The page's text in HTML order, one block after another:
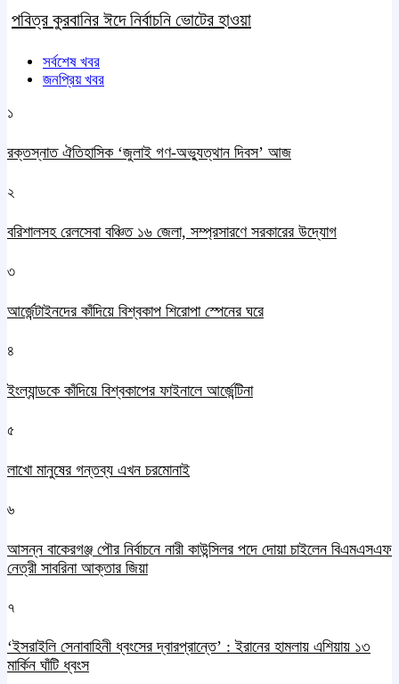
পবিত্র কুরবানির ঈদে নির্বাচনি ভোটের হাওয়া
সর্বশেষ খবর
জনপ্রিয় খবর
১
রক্তস্নাত ঐতিহাসিক ‌‘জুলাই গণ-অভ্যুত্থান দিবস’ আজ
২
বরিশালসহ রেলসেবা বঞ্চিত ১৬ জেলা, সম্প্রসারণে সরকারের উদ্যোগ
৩
আর্জেন্টাইনদের কাঁদিয়ে বিশ্বকাপ শিরোপা স্পেনের ঘরে
৪
ইংল্যান্ডকে কাঁদিয়ে বিশ্বকাপের ফাইনালে আর্জেন্টিনা
৫
লাখো মানুষের গন্তব্য এখন চরমোনাই
৬
আসন্ন বাকেরগঞ্জ পৌর নির্বাচনে নারী কাউন্সিলর পদে দোয়া চাইলেন বিএমএসএফ
নেত্রী সাবরিনা আক্তার জিয়া
৭
‘ইসরাইলি সেনাবাহিনী ধ্বংসের দ্বারপ্রান্তে’ : ইরানের হামলায় এশিয়ায় ১৩
মার্কিন ঘাঁটি ধ্বংস